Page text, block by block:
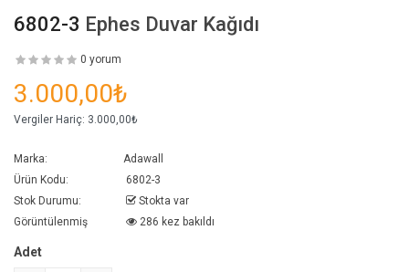
6802-3 Ephes Duvar Kağıdı
0 yorum
3.000,00₺
Vergiler Hariç: 3.000,00₺
Marka:
Adawall
Ürün Kodu:
6802-3
Stok Durumu:
Stokta var
Görüntülenmiş
286 kez bakıldı
Adet